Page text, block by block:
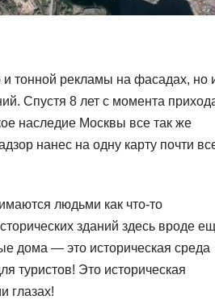
и тонной рекламы на фасадах, но
Спустя 8 лет с момента
наследие Москвы все так же
нанес на одну карту почти
людьми как что-то
зданий здесь вроде
дома — это историческая среда
туристов! Это историческая
глазах!